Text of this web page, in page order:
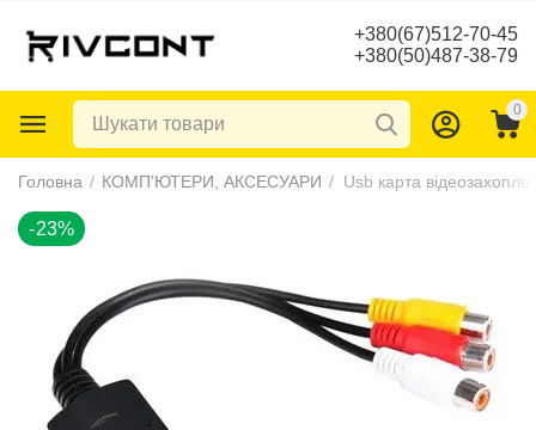
+380(67)512-70-45
+380(50)487-38-79
0
Головна / КОМП'ЮТЕРИ, АКСЕСУАРИ / Usb карта